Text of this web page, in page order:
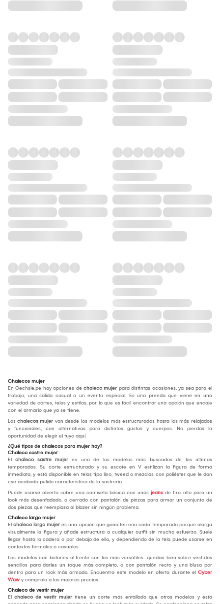
Chalecos mujer
En Oechsle.pe hay opciones de chaleco mujer para distintas ocasiones, ya sea para el
trabajo, una salida casual o un evento especial. Es una prenda que viene en una
variedad de cortes, telas y estilos, por lo que es fácil encontrar una opción que encaje
con el armario que ya se tiene.
Los chalecos mujer van desde los modelos más estructurados hasta los más relajados
y funcionales, con alternativas para distintos gustos y cuerpos. No pierdas la
oportunidad de elegir el tuyo aquí.
¿Qué tipos de chalecos para mujer hay?
Chaleco sastre mujer
El chaleco sastre mujer es uno de los modelos más buscados de los últimas
temporadas. Su corte estructurado y su escote en V estilizan la figura de forma
inmediata, y está disponible en telas tipo lino, tweed o mezclas con poliéster que le dan
ese acabado pulido característico de la sastrería.
Puede usarse abierto sobre una camiseta básica con unos jeans de tiro alto para un
look más desenfadado, o cerrado con pantalón de pinzas para armar un conjunto de
dos piezas que reemplaza al blazer sin ningún problema.
Chaleco largo mujer
El chaleco largo mujer es una opción que gana terreno cada temporada porque alarga
visualmente la figura y añade estructura a cualquier outfit sin mucho esfuerzo. Suele
llegar hasta la cadera o por debajo de ella, y dependiendo de la tela puede usarse en
contextos formales o casuales.
Los modelos con botones al frente son los más versátiles: quedan bien sobre vestidos
sencillos para darles un toque más completo, o con pantalón recto y una blusa por
dentro para un look más armado. Encuentra este modelo en oferta durante el Cyber
Wow y cómpralo a los mejores precios.
Chaleco de vestir mujer
El chaleco de vestir mujer tiene un corte más entallado que otros modelos y está